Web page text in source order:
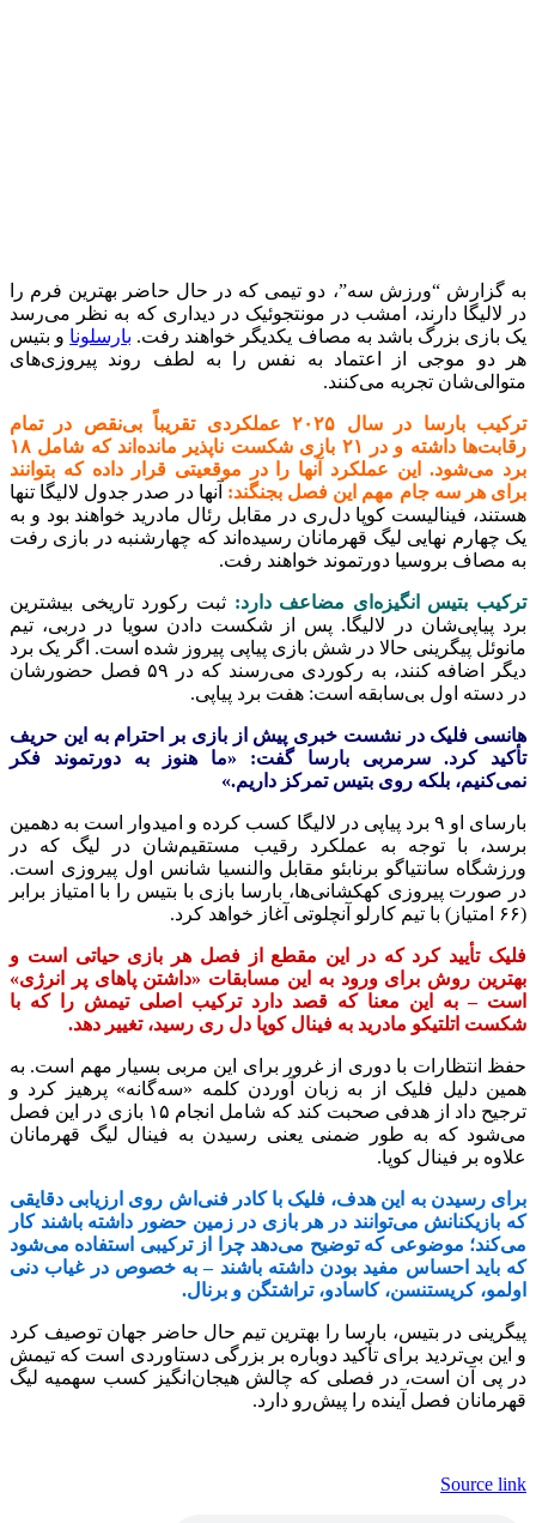
به گزارش “ورزش سه”، دو تیمی که در حال حاضر بهترین فرم را
در لالیگا دارند، امشب در مونتجوئیک در دیداری که به‌ نظر می‌رسد
یک بازی بزرگ باشد به مصاف یکدیگر خواهند رفت. بارسلونا و بتیس
هر دو موجی از اعتماد به نفس را به لطف روند پیروزی‌های
متوالی‌شان تجربه می‌کنند.
ترکیب بارسا در سال ۲۰۲۵ عملکردی تقریباً بی‌نقص در تمام
رقابت‌ها داشته و در ۲۱ بازی شکست‌ ناپذیر مانده‌اند که شامل ۱۸
برد می‌شود. این عملکرد آنها را در موقعیتی قرار داده که بتوانند
برای هر سه جام مهم این فصل بجنگند: آنها در صدر جدول لالیگا تنها
هستند، فینالیست کوپا دل‌ری در مقابل رئال مادرید‌ خواهند بود و به
یک‌ چهارم نهایی لیگ قهرمانان رسیده‌اند که چهارشنبه در بازی رفت
به مصاف بروسیا دورتموند خواهند رفت.
ترکیب بتیس انگیزه‌ای مضاعف دارد: ثبت رکورد تاریخی بیشترین
برد پیاپی‌شان در لالیگا. پس از شکست دادن سویا در دربی، تیم
مانوئل پیگرینی حالا در شش بازی پیاپی پیروز شده است. اگر یک برد
دیگر اضافه کنند، به رکوردی می‌رسند که در ۵۹ فصل حضورشان
در دسته اول بی‌سابقه است: هفت برد پیاپی.
هانسی فلیک در نشست خبری پیش از بازی بر احترام به این حریف
تأکید کرد. سرمربی بارسا گفت: «ما هنوز به دورتموند فکر
نمی‌کنیم، بلکه روی بتیس تمرکز داریم.»
بارسای او ۹ برد پیاپی در لالیگا کسب کرده و امیدوار است به دهمین
برسد، با توجه به عملکرد رقیب مستقیم‌شان در لیگ که در
ورزشگاه سانتیاگو برنابئو مقابل والنسیا شانس اول پیروزی است.
در صورت پیروزی کهکشانی‌ها، بارسا بازی با بتیس را با امتیاز برابر
(۶۶ امتیاز) با تیم کارلو آنچلوتی آغاز خواهد کرد.
فلیک تأیید کرد که در این مقطع از فصل هر بازی حیاتی است و
بهترین روش برای ورود به این مسابقات «داشتن پاهای پر انرژی»
است – به این معنا که قصد دارد ترکیب اصلی تیمش را که با
شکست اتلتیکو مادرید به فینال کوپا دل‌ ری رسید، تغییر دهد.
حفظ انتظارات با دوری از غرور برای این مربی بسیار مهم است. به
همین دلیل فلیک از به زبان آوردن کلمه «سه‌گانه» پرهیز کرد و
ترجیح داد از هدفی صحبت کند که شامل انجام ۱۵ بازی در این فصل
می‌شود که به طور ضمنی یعنی رسیدن به فینال لیگ قهرمانان
علاوه بر فینال کوپا.
برای رسیدن به این هدف، فلیک با کادر فنی‌اش روی ارزیابی دقایقی
که بازیکنانش می‌توانند در هر بازی در زمین حضور داشته باشند کار
می‌کند؛ موضوعی که توضیح می‌دهد چرا از ترکیبی استفاده می‌شود
که باید احساس مفید بودن داشته باشند – به خصوص در غیاب دنی
اولمو، کریستنسن، کاسادو، تراشتگن و برنال.
پیگرینی در بتیس، بارسا را بهترین تیم حال حاضر جهان توصیف کرد
و این بی‌تردید برای تأکید دوباره بر بزرگی دستاوردی است که تیمش
در پی آن است، در فصلی که چالش هیجان‌انگیز کسب سهمیه لیگ
قهرمانان فصل آینده را پیش‌رو دارد.
Source link